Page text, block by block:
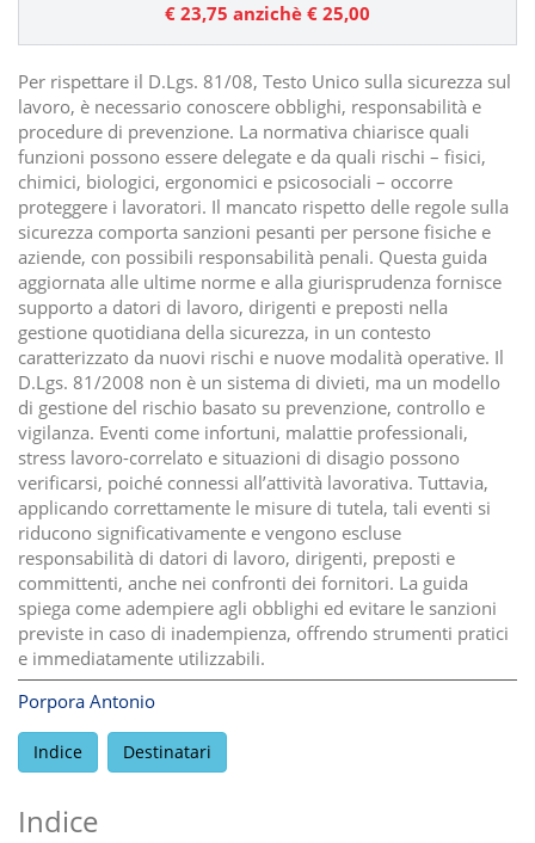
€ 23,75 anzichè € 25,00
Per rispettare il D.Lgs. 81/08, Testo Unico sulla sicurezza sul
lavoro, è necessario conoscere obblighi, responsabilità e
procedure di prevenzione. La normativa chiarisce quali
funzioni possono essere delegate e da quali rischi – fisici,
chimici, biologici, ergonomici e psicosociali – occorre
proteggere i lavoratori. Il mancato rispetto delle regole sulla
sicurezza comporta sanzioni pesanti per persone fisiche e
aziende, con possibili responsabilità penali. Questa guida
aggiornata alle ultime norme e alla giurisprudenza fornisce
supporto a datori di lavoro, dirigenti e preposti nella
gestione quotidiana della sicurezza, in un contesto
caratterizzato da nuovi rischi e nuove modalità operative. Il
D.Lgs. 81/2008 non è un sistema di divieti, ma un modello
di gestione del rischio basato su prevenzione, controllo e
vigilanza. Eventi come infortuni, malattie professionali,
stress lavoro-correlato e situazioni di disagio possono
verificarsi, poiché connessi all’attività lavorativa. Tuttavia,
applicando correttamente le misure di tutela, tali eventi si
riducono significativamente e vengono escluse
responsabilità di datori di lavoro, dirigenti, preposti e
committenti, anche nei confronti dei fornitori. La guida
spiega come adempiere agli obblighi ed evitare le sanzioni
previste in caso di inadempienza, offrendo strumenti pratici
e immediatamente utilizzabili.
Porpora Antonio
Indice Destinatari
Indice